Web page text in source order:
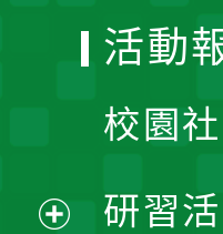
活動
校園
研習